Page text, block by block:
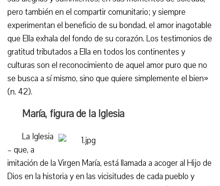
pero también en el compartir comunitario; y siempre
experimentan el beneficio de su bondad, el amor inagotable
que Ella exhala del fondo de su corazón. Los testimonios de
gratitud tributados a Ella en todos los continentes y
culturas son el reconocimiento de aquel amor puro que no
se busca a sí mismo, sino que quiere simplemente el bien»
(n. 42).
María, figura de la Iglesia
La Iglesia
– que, a
imitación de la Virgen María, está llamada a acoger al Hijo de
Dios en la historia y en las vicisitudes de cada pueblo y